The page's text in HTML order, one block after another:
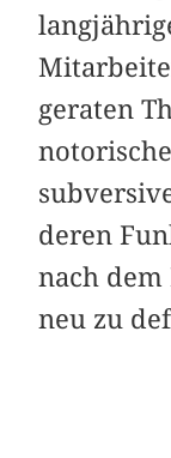
geraten
deren
nach dem
neu zu